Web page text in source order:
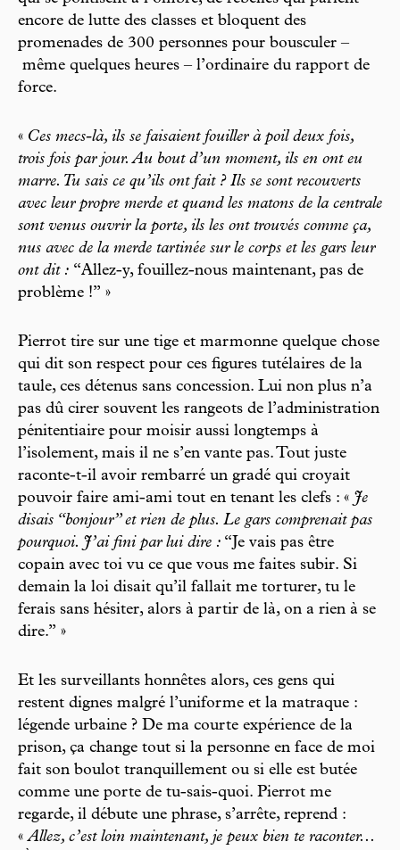
encore de lutte des classes et bloquent des
promenades de 300 personnes pour bousculer –
même quelques heures – l’ordinaire du rapport de
force.
« Ces mecs-là, ils se faisaient fouiller à poil deux fois,
trois fois par jour. Au bout d’un moment, ils en ont eu
marre. Tu sais ce qu’ils ont fait ? Ils se sont recouverts
avec leur propre merde et quand les matons de la centrale
sont venus ouvrir la porte, ils les ont trouvés comme ça,
nus avec de la merde tartinée sur le corps et les gars leur
ont dit : “Allez-y, fouillez-nous maintenant, pas de
problème !” »
Pierrot tire sur une tige et marmonne quelque chose
qui dit son respect pour ces figures tutélaires de la
taule, ces détenus sans concession. Lui non plus n’a
pas dû cirer souvent les rangeots de l’administration
pénitentiaire pour moisir aussi longtemps à
l’isolement, mais il ne s’en vante pas. Tout juste
raconte-t-il avoir rembarré un gradé qui croyait
pouvoir faire ami-ami tout en tenant les clefs : « Je
disais “bonjour” et rien de plus. Le gars comprenait pas
pourquoi. J’ai fini par lui dire : “Je vais pas être
copain avec toi vu ce que vous me faites subir. Si
demain la loi disait qu’il fallait me torturer, tu le
ferais sans hésiter, alors à partir de là, on a rien à se
dire.” »
Et les surveillants honnêtes alors, ces gens qui
restent dignes malgré l’uniforme et la matraque :
légende urbaine ? De ma courte expérience de la
prison, ça change tout si la personne en face de moi
fait son boulot tranquillement ou si elle est butée
comme une porte de tu-sais-quoi. Pierrot me
regarde, il débute une phrase, s’arrête, reprend :
«Allez, c’est loin maintenant, je peux bien te raconter...